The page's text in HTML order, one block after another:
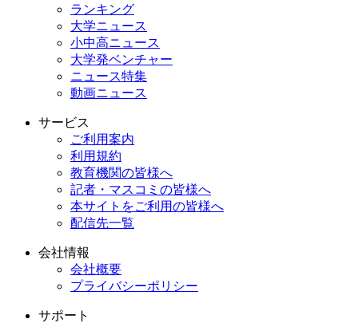
ランキング
大学ニュース
小中高ニュース
大学発ベンチャー
ニュース特集
動画ニュース
サービス
ご利用案内
利用規約
教育機関の皆様へ
記者・マスコミの皆様へ
本サイトをご利用の皆様へ
配信先一覧
会社情報
会社概要
プライバシーポリシー
サポート